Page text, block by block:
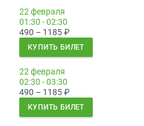
22 февраля
01:30 - 02:30
490 – 1185₽
КУПИТЬ БИЛЕТ
22 февраля
02:30 - 03:30
490 – 1185₽
КУПИТЬ БИЛЕТ